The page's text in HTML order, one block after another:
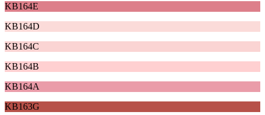
KB164E
KB164D
KB164C
KB164B
KB164A
KB163G